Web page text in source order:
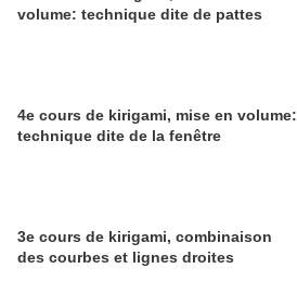
volume: technique dite de pattes
4e cours de kirigami, mise en volume:
technique dite de la fenêtre
3e cours de kirigami, combinaison
des courbes et lignes droites